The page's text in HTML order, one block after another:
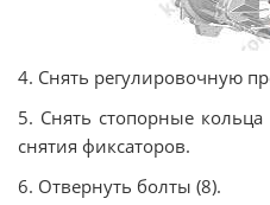
4. Снять регулировочную
5. Снять стопорные
снятия фиксаторов.
6. Отвернуть болты (8).